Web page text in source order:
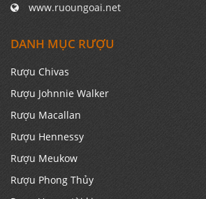
www.ruoungoai.net
DANH MỤC RƯỢU
Rượu Chivas
Rượu Johnnie Walker
Rượu Macallan
Rượu Hennessy
Rượu Meukow
Rượu Phong Thủy